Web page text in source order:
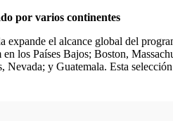
por varios continentes
expande el alcance global del
los Países Bajos; Boston,
Nevada; y Guatemala. Esta